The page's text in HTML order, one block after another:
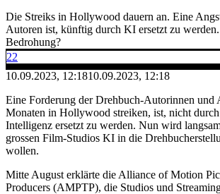
Die Streiks in Hollywood dauern an. Eine
Autoren ist, künftig durch KI ersetzt zu
Bedrohung?
22
10.09.2023, 12:1810.09.2023, 12:18
Eine Forderung der Drehbuch-Autorinnen und
Monaten in Hollywood streiken, ist, nicht
Intelligenz ersetzt zu werden. Nun wird
grossen Film-Studios KI in die
wollen.
Mitte August erklärte die Alliance of Motion
Producers (AMPTP), die Studios und